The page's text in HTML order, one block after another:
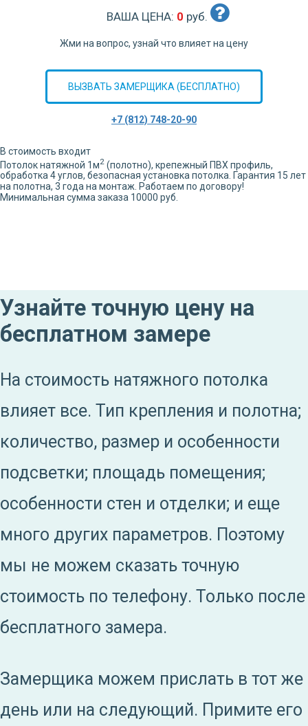
ВАША ЦЕНА: 0 руб.
Жми на вопрос, узнай что влияет на цену
ВЫЗВАТЬ ЗАМЕРЩИКА (БЕСПЛАТНО)
+7 (812) 748-20-90
В стоимость входит
Потолок натяжной 1м2 (полотно), крепежный ПВХ профиль,
обработка4углов, безопасная установка потолка. Гарантия 15 лет
на полотна, 3 года на монтаж. Работаем по договору!
Минимальная сумма заказа 10000 руб.
Узнайте точную цену на
бесплатном замере
На стоимость натяжного потолка
влияет все. Тип крепления и полотна;
количество, размер и особенности
подсветки; площадь помещения;
особенности стен и отделки; и еще
много других параметров. Поэтому
мы не можем сказать точную
стоимость по телефону. Только после
бесплатного замера.
Замерщика можем прислать в тот же
день или на следующий. Примите его